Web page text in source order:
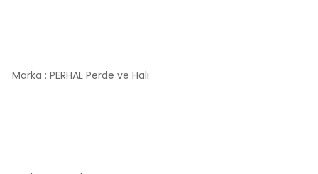
Marka : PERHAL Perde ve Halı